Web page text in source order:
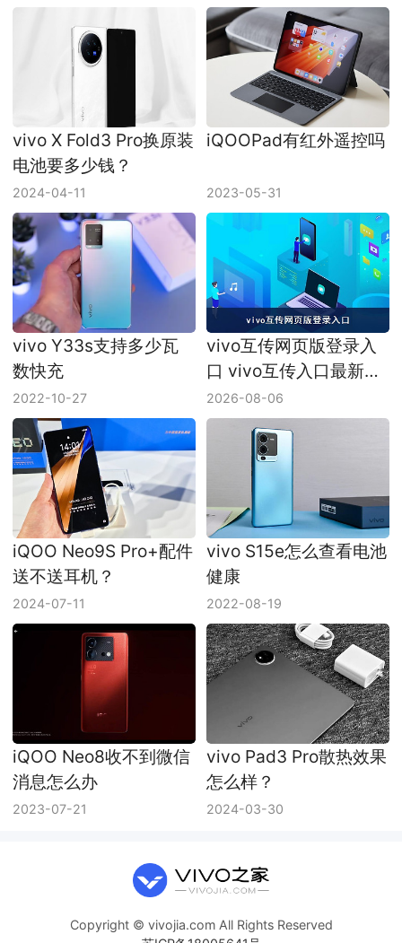
vivo X Fold3 Pro换原装
电池要多少钱？
2024-04-11
iQOOPad有红外遥控吗
2023-05-31
vivo Y33s支持多少瓦
数快充
2022-10-27
vivo互传网页版登录入
口 vivo互传入口最新地
址
2026-08-06
iQOO Neo9S Pro+配件
送不送耳机？
2024-07-11
vivo S15e怎么查看电池
健康
2022-08-19
iQOO Neo8收不到微信
消息怎么办
2023-07-21
vivo Pad3 Pro散热效果
怎么样？
2024-03-30
Copyright © vivojia.com All Rights Reserved